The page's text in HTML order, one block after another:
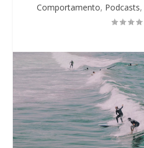
Comportamento, Podcasts,